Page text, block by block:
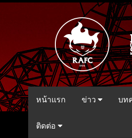
หน้าแรก ข่าว บท
ติดต่อ